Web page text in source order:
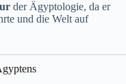
der Ägyptologie, da er
und die Welt auf